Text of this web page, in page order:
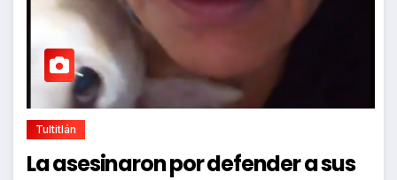
Tultitlán
La asesinaron por defender a sus